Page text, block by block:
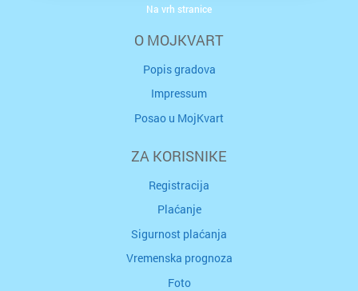
O MOJKVART
Popis gradova
Impressum
Posao u MojKvart
ZA KORISNIKE
Registracija
Plaćanje
Sigurnost plaćanja
Vremenska prognoza
Foto
Na vrh stranice